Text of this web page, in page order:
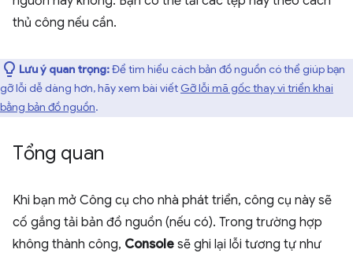
thủ công nếu cần.
Lưu ý quan trọng:Để tìm hiểu cách bản đồ nguồn có thể giúp bạn
gỡ lỗi dễ dàng hơn, hãy xem bài viết Gỡ lỗi mã gốc thay vì triển khai
bằng bản đồ nguồn.
Tổng quan
Khi bạn mở Công cụ cho nhà phát triển, công cụ này sẽ
cố gắng tải bản đồ nguồn (nếu có). Trong trường hợp
không thành công, Console sẽ ghi lại lỗi tương tự như